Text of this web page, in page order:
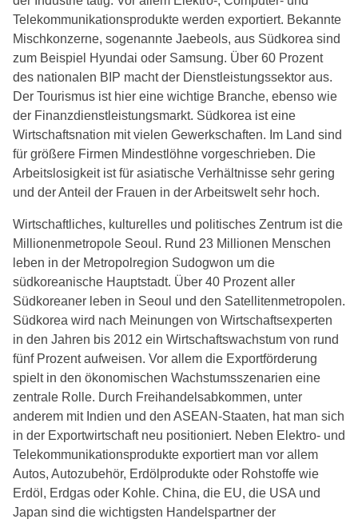
Telekommunikationsprodukte werden exportiert. Bekannte
Mischkonzerne, sogenannte Jaebeols, aus Südkorea sind
zum Beispiel Hyundai oder Samsung. Über 60 Prozent
des nationalen BIP macht der Dienstleistungssektor aus.
Der Tourismus ist hier eine wichtige Branche, ebenso wie
der Finanzdienstleistungsmarkt. Südkorea ist eine
Wirtschaftsnation mit vielen Gewerkschaften. Im Land sind
für größere Firmen Mindestlöhne vorgeschrieben. Die
Arbeitslosigkeit ist für asiatische Verhältnisse sehr gering
und der Anteil der Frauen in der Arbeitswelt sehr hoch.
Wirtschaftliches, kulturelles und politisches Zentrum ist die
Millionenmetropole Seoul. Rund 23 Millionen Menschen
leben in der Metropolregion Sudogwon um die
südkoreanische Hauptstadt. Über 40 Prozent aller
Südkoreaner leben in Seoul und den Satellitenmetropolen.
Südkorea wird nach Meinungen von Wirtschaftsexperten
in den Jahren bis 2012 ein Wirtschaftswachstum von rund
fünf Prozent aufweisen. Vor allem die Exportförderung
spielt in den ökonomischen Wachstumsszenarien eine
zentrale Rolle. Durch Freihandelsabkommen, unter
anderem mit Indien und den ASEAN-Staaten, hat man sich
in der Exportwirtschaft neu positioniert. Neben Elektro- und
Telekommunikationsprodukte exportiert man vor allem
Autos, Autozubehör, Erdölprodukte oder Rohstoffe wie
Erdöl, Erdgas oder Kohle. China, die EU, die USA und
Japan sind die wichtigsten Handelspartner der